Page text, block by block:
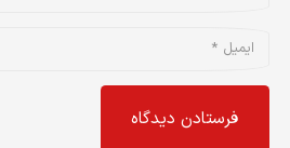
فرستادن دیدگاه